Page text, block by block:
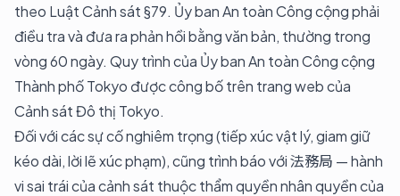
theo Luật Cảnh sát §79. Ủy ban An toàn Công cộng phải
điều tra và đưa ra phản hồi bằng văn bản, thường trong
vòng 60 ngày. Quy trình của Ủy ban An toàn Công cộng
Thành phố Tokyo được công bố trên trang web của
Cảnh sát Đô thị Tokyo.
Đối với các sự cố nghiêm trọng (tiếp xúc vật lý, giam giữ
kéo dài, lời lẽ xúc phạm), cũng trình báo với 法務局 — hành
vi sai trái của cảnh sát thuộc thẩm quyền nhân quyền của